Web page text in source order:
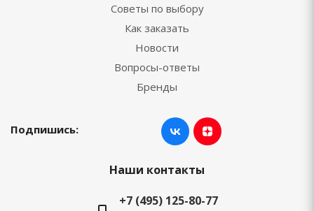
Советы по выбору
Как заказать
Новости
Вопросы-ответы
Бренды
Подпишись:
Наши контакты
+7 (495) 125-80-77